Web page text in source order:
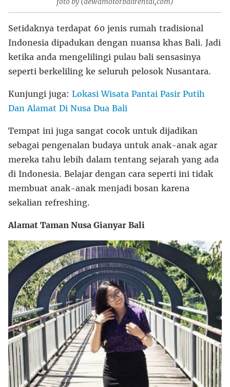
Setidaknya terdapat 60 jenis rumah tradisional
Indonesia dipadukan dengan nuansa khas Bali. Jadi
ketika anda mengelilingi pulau bali sensasinya
seperti berkeliling ke seluruh pelosok Nusantara.
Kunjungi juga: Lokasi Wisata Pantai Pasir Putih
Dan Alamat Di Nusa Dua Bali
Tempat ini juga sangat cocok untuk dijadikan
sebagai pengenalan budaya untuk anak-anak agar
mereka tahu lebih dalam tentang sejarah yang ada
di Indonesia. Belajar dengan cara seperti ini tidak
membuat anak-anak menjadi bosan karena
sekalian refreshing.
Alamat Taman Nusa Gianyar Bali